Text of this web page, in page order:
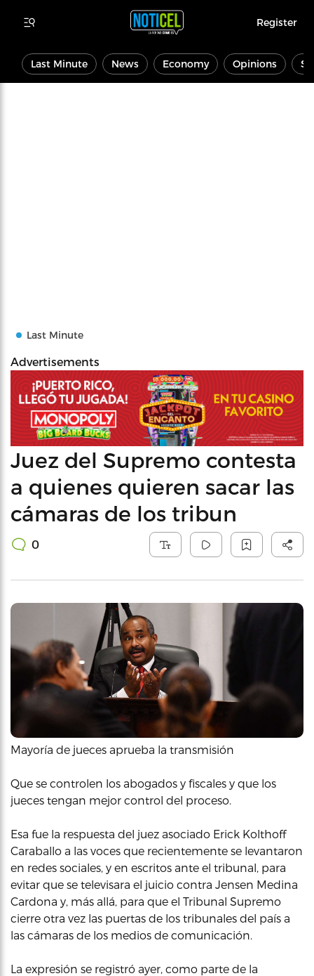
Register
Last Minute News Economy Opinions
Last Minute
Advertisements
Juez del Supremo contesta
a quienes quieren sacar las
cámaras de los tribun
0
Mayoría de jueces aprueba la transmisión
Que se controlen los abogados y fiscales y que los
jueces tengan mejor control del proceso.
Esa fue la respuesta del juez asociado Erick Kolthoff
Caraballo a las voces que recientemente se levantaron
en redes sociales, y en escritos ante el tribunal, para
evitar que se televisara el juicio contra Jensen Medina
Cardona y, más allá, para que el Tribunal Supremo
cierre otra vez las puertas de los tribunales del país a
las cámaras de los medios de comunicación.
La expresión se registró ayer, como parte de la